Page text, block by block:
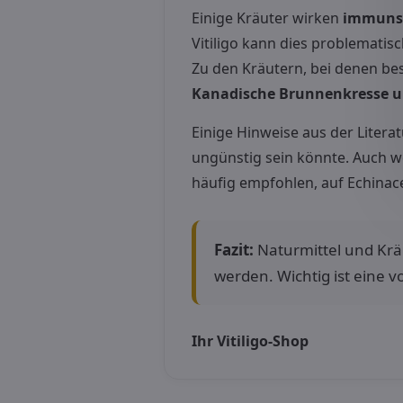
Einige Kräuter wirken
Vitiligo kann dies
Zu den Kräutern, bei denen
Kanadische Brunnenkresse
Einige Hinweise aus der
ungünstig sein könnte. Auch
häufig empfohlen, auf
Fazit: Naturmittel und
werden. Wichtig ist eine
Ihr Vitiligo-Shop